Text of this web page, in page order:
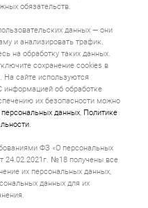
обязательств.
данных — они
и анализировать трафик.
на обработку таких данных.
сохранение cookies в
На сайте используются
информацией об обработке
их безопасности можно
данных, Политике
.
ФЗ «О персональных
24.02.2021г. №18 получены все
их персональных данных,
данных для их